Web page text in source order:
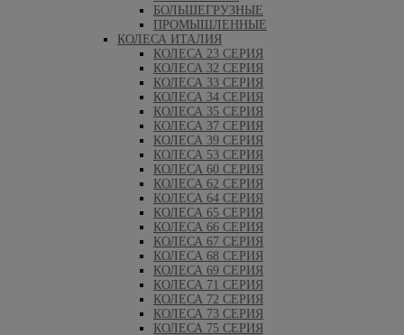
БОЛЬШЕГРУЗНЫЕ
ПРОМЫШЛЕННЫЕ
КОЛЕСА ИТАЛИЯ
КОЛЕСА 23 СЕРИЯ
КОЛЕСА 32 СЕРИЯ
КОЛЕСА 33 СЕРИЯ
КОЛЕСА 34 СЕРИЯ
КОЛЕСА 35 СЕРИЯ
КОЛЕСА 37 СЕРИЯ
КОЛЕСА 39 СЕРИЯ
КОЛЕСА 53 СЕРИЯ
КОЛЕСА 60 СЕРИЯ
КОЛЕСА 62 СЕРИЯ
КОЛЕСА 64 СЕРИЯ
КОЛЕСА 65 СЕРИЯ
КОЛЕСА 66 СЕРИЯ
КОЛЕСА 67 СЕРИЯ
КОЛЕСА 68 СЕРИЯ
КОЛЕСА 69 СЕРИЯ
КОЛЕСА 71 СЕРИЯ
КОЛЕСА 72 СЕРИЯ
КОЛЕСА 73 СЕРИЯ
КОЛЕСА 75 СЕРИЯ